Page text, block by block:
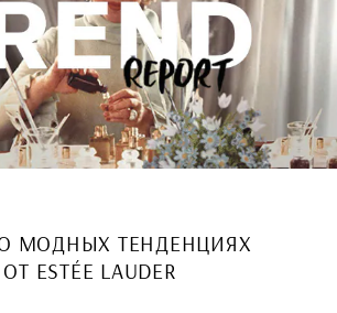
МОДНЫХ ТЕНДЕНЦИЯХ
ОТ ESTÉE LAUDER